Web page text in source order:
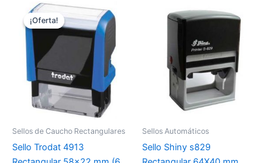
¡Oferta!
¡Oferta!
Sellos de Caucho Rectangulares
Sello Trodat 4913
El
precio
original
21,17€.
El
precio
actual
es:
17,90€.
Este
producto
tiene
múltiples
variantes.
Las
opciones
se
en
Sellos Automáticos
Sello Shiny s829
Este
producto
múltiples
variantes.
Las
opciones
se